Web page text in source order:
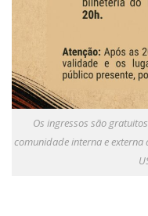
Os ingressos são
comunidade interna e